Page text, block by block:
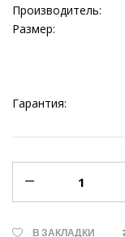
Производитель:
Размер:
Гарантия:
В ЗАКЛАДКИ